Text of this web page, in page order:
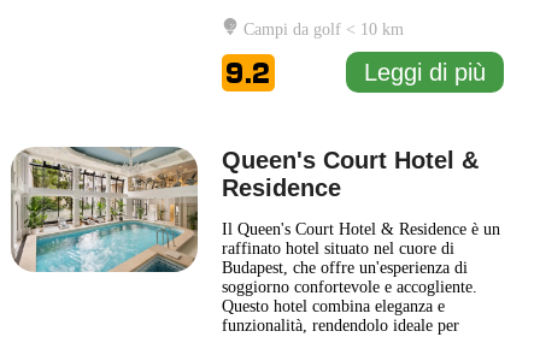
caratterizzati da design sofisticati, con
accenti locali che riflettono la cultura
ungherese. Gli ospiti possono godere di
un'ampia gamma
... Leggi di più
Campi da golf < 10 km
9.2 Leggi di più
Queen's Court Hotel &
Residence
Il Queen's Court Hotel & Residence è un
raffinato hotel situato nel cuore di
Budapest, che offre un'esperienza di
soggiorno confortevole e accogliente.
Questo hotel combina eleganza e
funzionalità, rendendolo ideale per